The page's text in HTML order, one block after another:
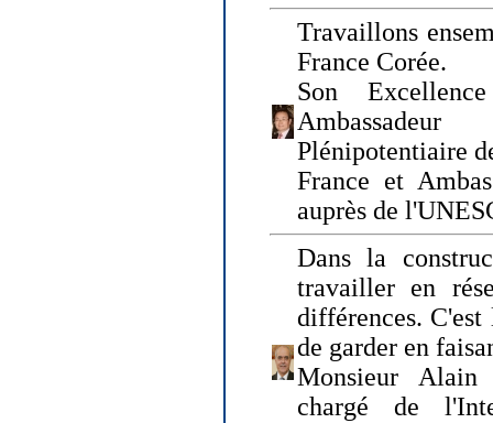
Travaillons
France Corée.
Son
Plénipotentiaire
France et
auprès de
Dans la
travailler en
différences.
de garder en
Monsieur Alain
chargé de